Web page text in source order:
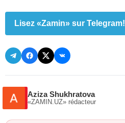
Lisez «Zamin» sur Telegram!
Aziza Shukhratova
«ZAMIN.UZ» rédacteur